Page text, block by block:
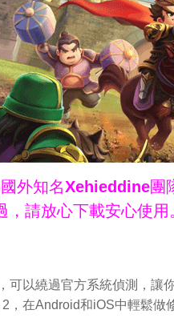
外知名Xehieddine團
，請放心下載安心使用
可以繞過官方系統偵測，讓
，在Android和iOS中輕鬆